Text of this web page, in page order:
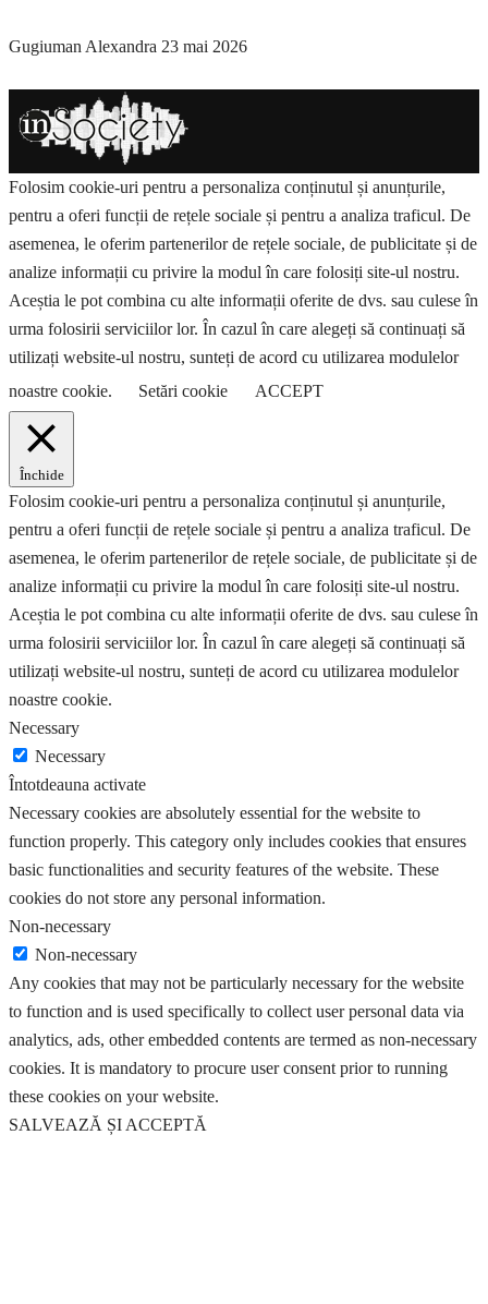
Gugiuman Alexandra 23 mai 2026
Folosim cookie-uri pentru a personaliza conținutul și anunțurile,
pentru a oferi funcții de rețele sociale și pentru a analiza traficul. De
asemenea, le oferim partenerilor de rețele sociale, de publicitate și de
analize informații cu privire la modul în care folosiți site-ul nostru.
Aceștia le pot combina cu alte informații oferite de dvs. sau culese în
urma folosirii serviciilor lor. În cazul în care alegeți să continuați să
utilizați website-ul nostru, sunteți de acord cu utilizarea modulelor
noastre cookie.
Setări cookie ACCEPT
Închide
Folosim cookie-uri pentru a personaliza conținutul și anunțurile,
pentru a oferi funcții de rețele sociale și pentru a analiza traficul. De
asemenea, le oferim partenerilor de rețele sociale, de publicitate și de
analize informații cu privire la modul în care folosiți site-ul nostru.
Aceștia le pot combina cu alte informații oferite de dvs. sau culese în
urma folosirii serviciilor lor. În cazul în care alegeți să continuați să
utilizați website-ul nostru, sunteți de acord cu utilizarea modulelor
noastre cookie.
Necessary
Necessary
Întotdeauna activate
Necessary cookies are absolutely essential for the website to
function properly. This category only includes cookies that ensures
basic functionalities and security features of the website. These
cookies do not store any personal information.
Non-necessary
Non-necessary
Any cookies that may not be particularly necessary for the website
to function and is used specifically to collect user personal data via
analytics, ads, other embedded contents are termed as non-necessary
cookies. It is mandatory to procure user consent prior to running
these cookies on your website.
SALVEAZĂ ȘI ACCEPTĂ